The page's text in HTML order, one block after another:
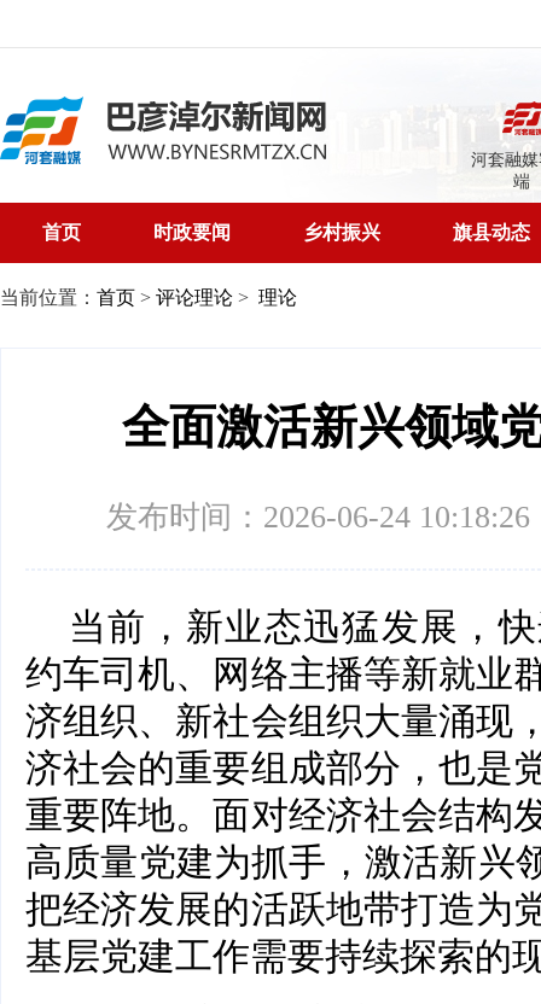
河套融
端
首页 时政要闻 乡村振兴 旗县动态
当前位置： 首页 > 评论理论 > 理论
全面激活新兴领域
发布时间：2026-06-24 10:18:26
当前，新业态迅猛发展，
约车司机、网络主播等新就业
济组织、新社会组织大量涌现
济社会的重要组成部分，也是
重要阵地。面对经济社会结构
高质量党建为抓手，激活新兴
把经济发展的活跃地带打造为
基层党建工作需要持续探索的